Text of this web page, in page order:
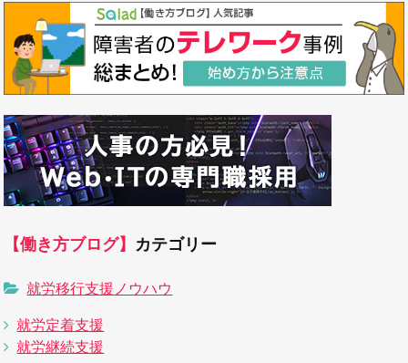
【働き方ブログ】 カテゴリー
就労移行支援ノウハウ
就労定着支援
就労継続支援